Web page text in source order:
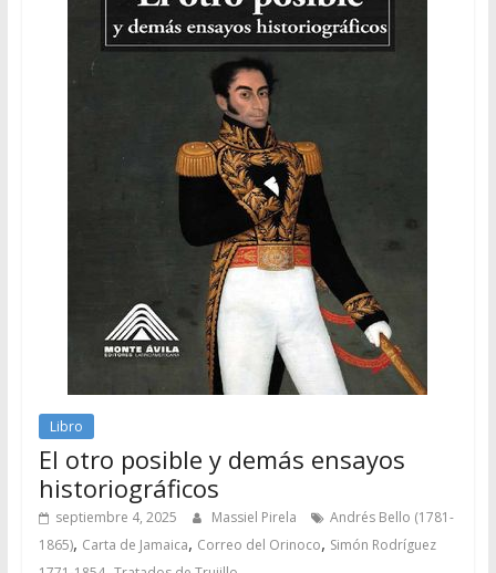
Libro
El otro posible y demás ensayos
historiográficos
septiembre 4, 2025 Massiel Pirela
Andrés Bello (1781-
1865), Carta de Jamaica, Correo del Orinoco, Simón Rodríguez